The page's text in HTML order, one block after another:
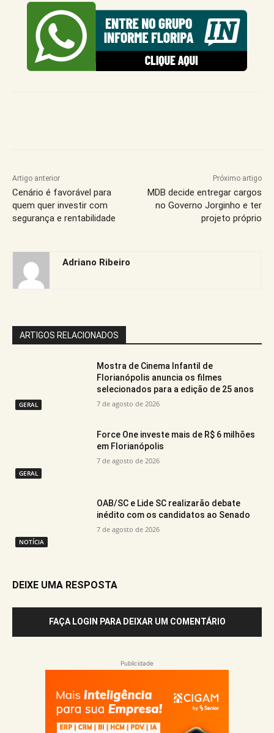
Artigo anterior
Cenário é favorável para
quem quer investir com
segurança e rentabilidade
Próximo artigo
MDB decide entregar cargos
no Governo Jorginho e ter
projeto próprio
Adriano Ribeiro
ARTIGOS RELACIONADOS
GERAL
Mostra de Cinema Infantil de
Florianópolis anuncia os filmes
selecionados para a edição de 25 anos
7 de agosto de 2026
GERAL
Force One investe mais de R$ 6 milhões
em Florianópolis
7 de agosto de 2026
NOTÍCIA
OAB/SC e Lide SC realizarão debate
inédito com os candidatos ao Senado
7 de agosto de 2026
DEIXE UMA RESPOSTA
FAÇA LOGIN PARA DEIXAR UM COMENTÁRIO
Publicidade